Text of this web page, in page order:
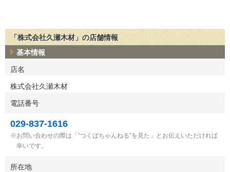
「株式会社久瀬木材」の店舗情報
基本情報
店名
株式会社久瀬木材
電話番号
029-837-1616
お問い合わせの際は「“つくばちゃんねる”を見た」とお伝えいただければ
幸いです。
所在地